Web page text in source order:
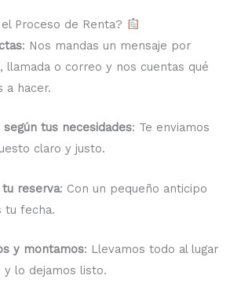
Proceso de Renta?
: Nos mandas un mensaje por
llamada o correo y nos cuentas qué
a hacer.
según tus necesidades: Te enviamos
claro y justo.
reserva: Con un pequeño anticipo
tu fecha.
y montamos: Llevamos todo al lugar
y lo dejamos listo.